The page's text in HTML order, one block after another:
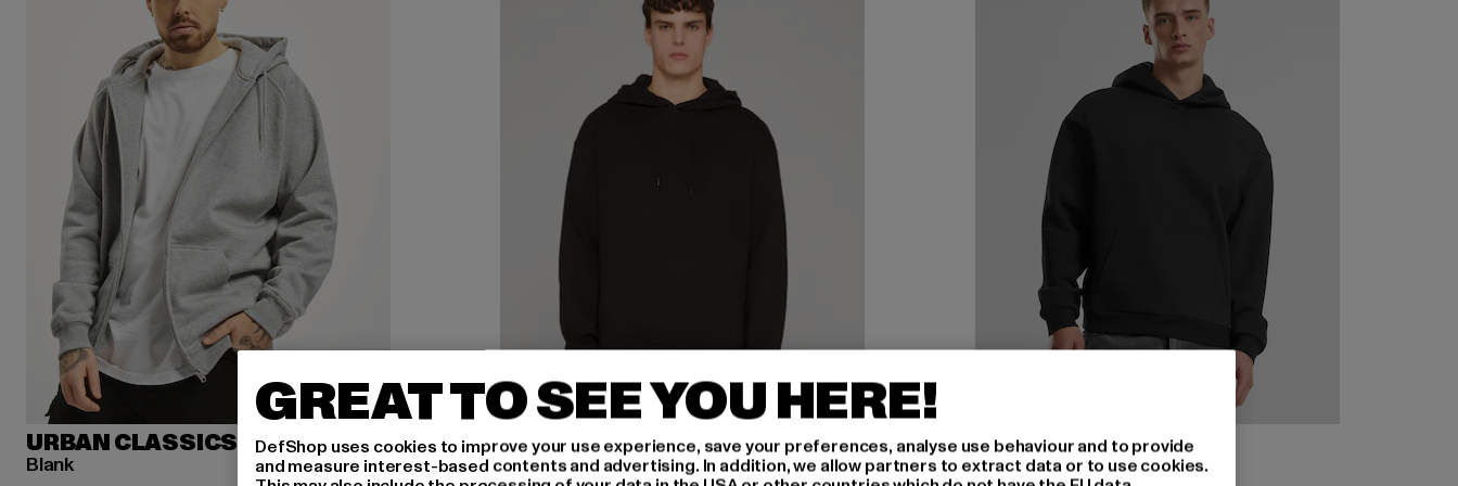
URBAN CLASSICS
Blank
URBAN CLASSICS
Fluffy Hoody
GREAT TO SEE YOU HERE!
DefShop uses cookies to improve your use experience, save your preferences, analyse use behaviour and to provide
and measure interest-based contents and advertising. In addition, we allow partners to extract data or to use cookies.